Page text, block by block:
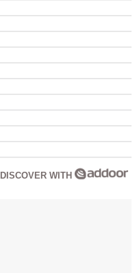
DISCOVER WITH